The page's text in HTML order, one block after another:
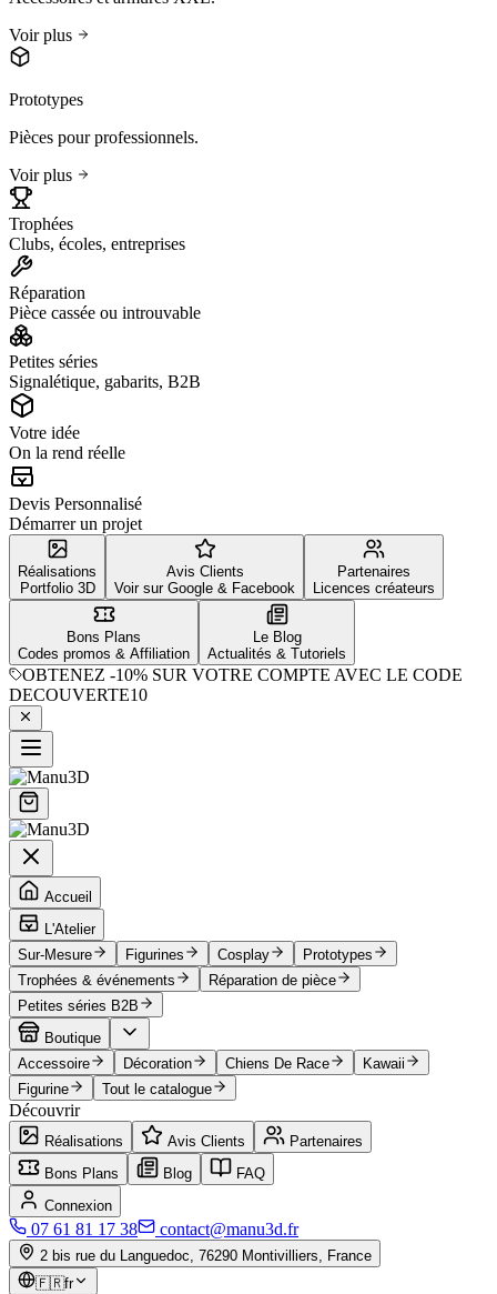
Voir plus
Prototypes
Pièces pour professionnels.
Voir plus
Trophées
Clubs, écoles, entreprises
Réparation
Pièce cassée ou introuvable
Petites séries
Signalétique, gabarits, B2B
Votre idée
On la rend réelle
Devis Personnalisé
Démarrer un projet
Réalisations
Portfolio 3D
Avis Clients
Voir sur Google & Facebook
Partenaires
Licences créateurs
Bons Plans
Codes promos & Affiliation
Le Blog
Actualités & Tutoriels
OBTENEZ -10% SUR VOTRE COMPTE AVEC LE CODE
DECOUVERTE10
Accueil
L'Atelier
Sur-Mesure
Figurines Cosplay
Prototypes
Trophées & événements
Réparation de pièce
Petites séries B2B
Boutique
Accessoire
Décoration Chiens De Race
Kawaii
Figurine
Tout le catalogue
Découvrir
Réalisations Avis Clients
Partenaires
Bons Plans
Blog
FAQ
Connexion
07 61 81 17 38 contact@manu3d.fr
2 bis rue du Languedoc, 76290 Montivilliers, France
🇫🇷fr